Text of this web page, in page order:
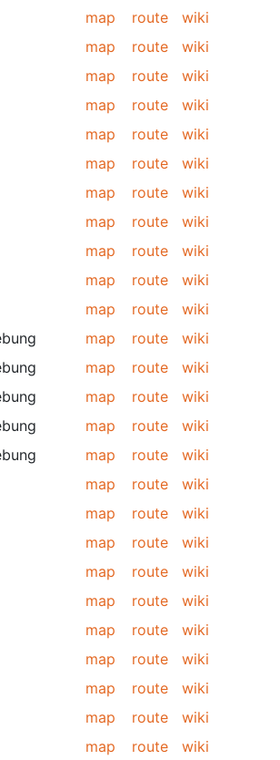
map route
wiki
map route
wiki
map route
wiki
map route
wiki
map route
wiki
map route
wiki
map route
wiki
map route
wiki
map route
wiki
map route
wiki
map route
wiki
map route
wiki
map route
wiki
map route
wiki
map route
wiki
map route
wiki
map route
wiki
map route
wiki
map route
wiki
map route
wiki
map route
wiki
map route
wiki
map route
wiki
map route
wiki
map route
wiki
map route
wiki